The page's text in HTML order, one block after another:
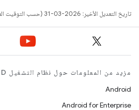
تاريخ التعديل الأخير: 2026-03-31 (حسب التوقيت العالمي المتفَّق عليه)
مزيد من المعلومات حول نظام التشغيل ANDROID
Android
Android for Enterprise